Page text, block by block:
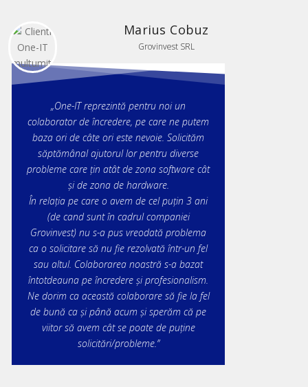
Marius Cobuz
Grovinvest SRL
„One-IT reprezintă pentru noi un
colaborator de încredere, pe care ne putem
baza ori de câte ori este nevoie. Solicităm
săptămânal ajutorul lor pentru diverse
probleme care țin atât de zona software cât
și de zona de hardware.
În relația pe care o avem de cel puțin 3 ani
(de cand sunt în cadrul companiei
Grovinvest) nu s-a pus vreodată problema
ca o solicitare să nu fie rezolvată într-un fel
sau altul. Colaborarea noastră s-a bazat
întotdeauna pe încredere și profesionalism.
Ne dorim ca această colaborare să fie la fel
de bună ca și până acum și sperăm că pe
viitor să avem cât se poate de puține
solicitări/probleme.”